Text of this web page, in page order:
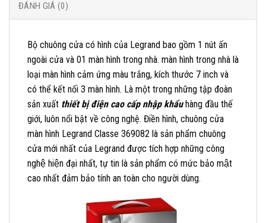
ĐÁNH GIÁ (0)
Bộ chuông cửa có hình của Legrand bao gồm 1 nút ấn
ngoài cửa và 01 màn hình trong nhà. màn hình trong nhà là
loại màn hình cảm ứng màu trắng, kích thước 7 inch và
có thể kết nối 3 màn hình. Là một trong những tập đoàn
sản xuất thiết bị điện cao cấp nhập khẩuhàng đầu thế
giới, luôn nổi bật về công nghệ. Điền hình, chuông cửa
màn hình Legrand Classe 369082 là sản phẩm chuông
cửa mới nhất của Legrand được tích hợp những công
nghệ hiện đại nhất, tự tin là sản phẩm có mức bảo mật
cao nhất đảm bảo tính an toàn cho người dùng.